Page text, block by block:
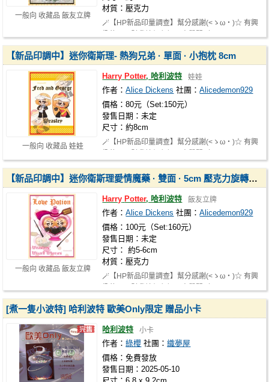
一般向 收藏品 飯友立牌
材質：壓克力
🪄【HP新品印量調查】幫分感謝(<ゝω・)☆ 有興
一般向 收藏品 娃娃
【新品印調中】迷你衛斯理- 熱狗兄弟 · 單面 · 小抱枕 8cm
Harry Potter, 哈利波特 娃娃
作者：Alice Dickens 社團：Alicedemon929
價格：80元（Set:150元）
發售日期：未定
尺寸：約8cm
🪄【HP新品印量調查】幫分感謝(<ゝω・)☆ 有興
一般向 收藏品 飯友立牌
【新品印調中】迷你衛斯理愛情魔藥 · 雙面 · 5cm 壓克力旋轉立牌 & 6cm 單面 · 小抱枕
Harry Potter, 哈利波特 飯友立牌
作者：Alice Dickens 社團：Alicedemon929
價格：100元（Set:160元）
發售日期：未定
尺寸： 約5-6cm
材質：壓克力
🪄【HP新品印量調查】幫分感謝(<ゝω・)☆ 有興
[煮一隻小波特] 哈利波特 歐美Only限定 贈品小卡
哈利波特 小卡
作者：綠櫻 社團：織夢屋
價格：免費發放
發售日期：2025-05-10